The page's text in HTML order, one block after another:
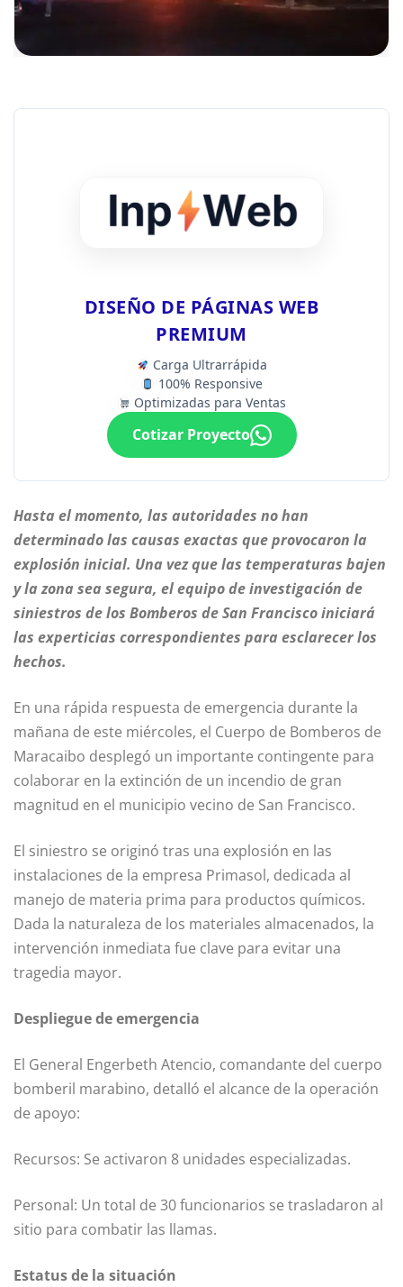
DISEÑO DE PÁGINAS WEB
PREMIUM
Carga Ultrarrápida
100% Responsive
Optimizadas para Ventas
Cotizar Proyecto
Hasta el momento, las autoridades no han
determinado las causas exactas que provocaron la
explosión inicial. Una vez que las temperaturas bajen
y la zona sea segura, el equipo de investigación de
siniestros de los Bomberos de San Francisco iniciará
las experticias correspondientes para esclarecer los
hechos.
En una rápida respuesta de emergencia durante la
mañana de este miércoles, el Cuerpo de Bomberos de
Maracaibo desplegó un importante contingente para
colaborar en la extinción de un incendio de gran
magnitud en el municipio vecino de San Francisco.
El siniestro se originó tras una explosión en las
instalaciones de la empresa Primasol, dedicada al
manejo de materia prima para productos químicos.
Dada la naturaleza de los materiales almacenados, la
intervención inmediata fue clave para evitar una
tragedia mayor.
Despliegue de emergencia
El General Engerbeth Atencio, comandante del cuerpo
bomberil marabino, detalló el alcance de la operación
de apoyo:
Recursos: Se activaron 8 unidades especializadas.
Personal: Un total de 30 funcionarios se trasladaron al
sitio para combatir las llamas.
Estatus de la situación